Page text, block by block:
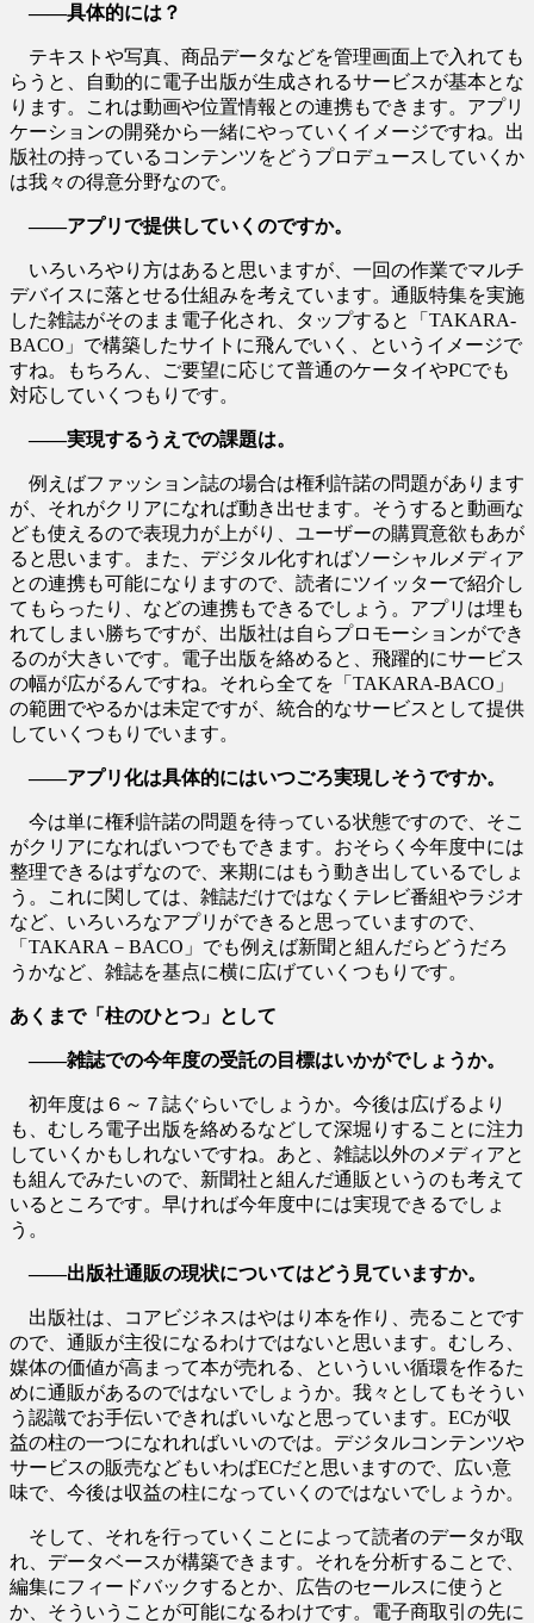
――具体的には？
テキストや写真、商品データなどを管理画面上で入れても
らうと、自動的に電子出版が生成されるサービスが基本とな
ります。これは動画や位置情報との連携もできます。アプリ
ケーションの開発から一緒にやっていくイメージですね。出
版社の持っているコンテンツをどうプロデュースしていくか
は我々の得意分野なので。
――アプリで提供していくのですか。
いろいろやり方はあると思いますが、一回の作業でマルチ
デバイスに落とせる仕組みを考えています。通販特集を実施
した雑誌がそのまま電子化され、タップすると「TAKARA‐
BACO」で構築したサイトに飛んでいく、というイメージで
すね。もちろん、ご要望に応じて普通のケータイやPCでも
対応していくつもりです。
――実現するうえでの課題は。
例えばファッション誌の場合は権利許諾の問題があります
が、それがクリアになれば動き出せます。そうすると動画な
ども使えるので表現力が上がり、ユーザーの購買意欲もあが
ると思います。また、デジタル化すればソーシャルメディア
との連携も可能になりますので、読者にツイッターで紹介し
てもらったり、などの連携もできるでしょう。アプリは埋も
れてしまい勝ちですが、出版社は自らプロモーションができ
るのが大きいです。電子出版を絡めると、飛躍的にサービス
の幅が広がるんですね。それら全てを「TAKARA‐BACO」
の範囲でやるかは未定ですが、統合的なサービスとして提供
していくつもりでいます。
――アプリ化は具体的にはいつごろ実現しそうですか。
今は単に権利許諾の問題を待っている状態ですので、そこ
がクリアになればいつでもできます。おそらく今年度中には
整理できるはずなので、来期にはもう動き出しているでしょ
う。これに関しては、雑誌だけではなくテレビ番組やラジオ
など、いろいろなアプリができると思っていますので、
「TAKARA－BACO」でも例えば新聞と組んだらどうだろ
うかなど、雑誌を基点に横に広げていくつもりです。
あくまで「柱のひとつ」として
――雑誌での今年度の受託の目標はいかがでしょうか。
初年度は６～７誌ぐらいでしょうか。今後は広げるより
も、むしろ電子出版を絡めるなどして深堀りすることに注力
していくかもしれないですね。あと、雑誌以外のメディアと
も組んでみたいので、新聞社と組んだ通販というのも考えて
いるところです。早ければ今年度中には実現できるでしょ
う。
――出版社通販の現状についてはどう見ていますか。
出版社は、コアビジネスはやはり本を作り、売ることです
ので、通販が主役になるわけではないと思います。むしろ、
媒体の価値が高まって本が売れる、といういい循環を作るた
めに通販があるのではないでしょうか。我々としてもそうい
う認識でお手伝いできればいいなと思っています。ECが収
益の柱の一つになれればいいのでは。デジタルコンテンツや
サービスの販売などもいわばECだと思いますので、広い意
味で、今後は収益の柱になっていくのではないでしょうか。
そして、それを行っていくことによって読者のデータが取
れ、データベースが構築できます。それを分析することで、
編集にフィードバックするとか、広告のセールスに使うと
か、そういうことが可能になるわけです。電子商取引の先に